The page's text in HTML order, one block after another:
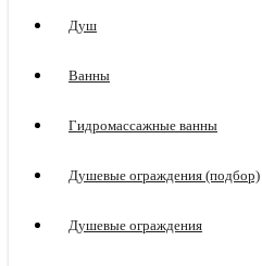
Душ
Ванны
Гидромассажные ванны
Душевые ограждения (подбор)
Душевые ограждения